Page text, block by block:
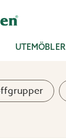
UTEMÖBLER